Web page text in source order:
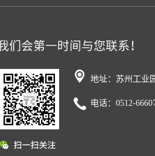
地址：苏州工业
电话：0512-